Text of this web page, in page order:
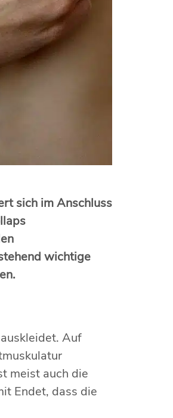
sich im Anschluss
wichtige
Auf
meist auch die
Endet, dass die